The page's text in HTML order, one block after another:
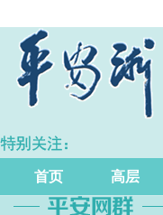
增长5.7%
首页 高层